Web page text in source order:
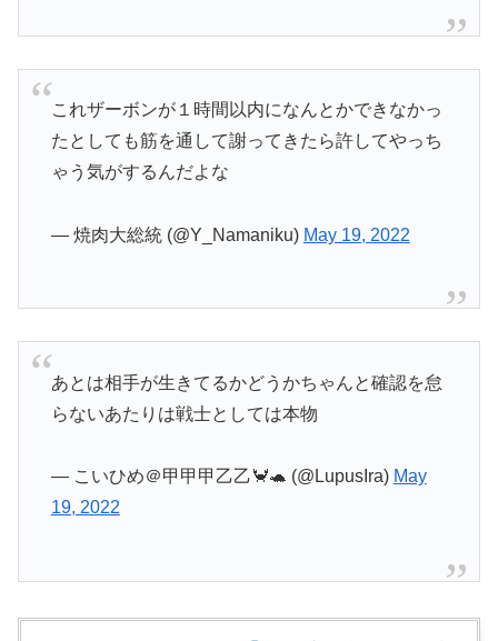
これザーボンが１時間以内になんとかできなかっ
たとしても筋を通して謝ってきたら許してやっち
ゃう気がするんだよな
— 焼肉大総統 (@Y_Namaniku) May 19, 2022
あとは相手が生きてるかどうかちゃんと確認を怠
らないあたりは戦士としては本物
— こいひめ＠甲甲甲乙乙🦀🐢 (@LupusIra) May
19, 2022